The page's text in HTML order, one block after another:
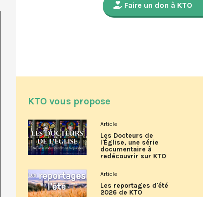
Faire un don à KTO
KTO vous propose
Article
Les Docteurs de
l'Église, une série
documentaire à
redécouvrir sur KTO
Article
Les reportages d'été
2026 de KTO